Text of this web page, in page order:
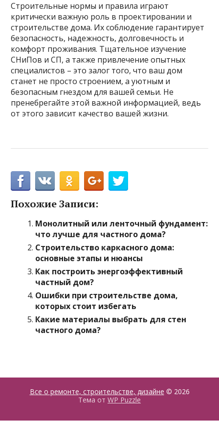
Строительные нормы и правила играют
критически важную роль в проектировании и
строительстве дома. Их соблюдение гарантирует
безопасность, надежность, долговечность и
комфорт проживания. Тщательное изучение
СНиПов и СП, а также привлечение опытных
специалистов – это залог того, что ваш дом
станет не просто строением, а уютным и
безопасным гнездом для вашей семьи. Не
пренебрегайте этой важной информацией, ведь
от этого зависит качество вашей жизни.
Похожие Записи:
Монолитный или ленточный фундамент:
что лучше для частного дома?
Строительство каркасного дома:
основные этапы и нюансы
Как построить энергоэффективный
частный дом?
Ошибки при строительстве дома,
которых стоит избегать
Какие материалы выбрать для стен
частного дома?
Все о ремонте, строительстве, дизайне © 2026
Тема от WP Puzzle